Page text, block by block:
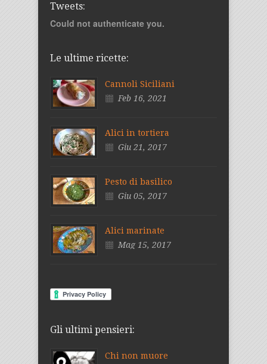
Tweets:
Could not authenticate you.
Le ultime ricette:
Cannoli Siciliani
Feb 16, 2021
Alici in tortiera
Giu 21, 2017
Pesto di basilico
Giu 05, 2017
Alici marinate
Mag 15, 2017
Gli ultimi pensieri:
Chi non muore